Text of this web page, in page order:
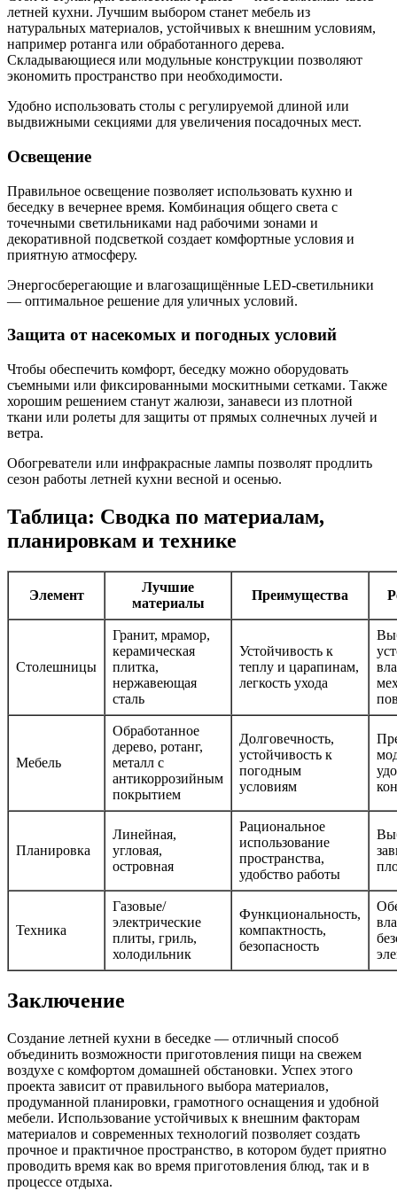
летней кухни. Лучшим выбором станет мебель из
натуральных материалов, устойчивых к внешним условиям,
например ротанга или обработанного дерева.
Складывающиеся или модульные конструкции позволяют
экономить пространство при необходимости.
Удобно использовать столы с регулируемой длиной или
выдвижными секциями для увеличения посадочных мест.
Освещение
Правильное освещение позволяет использовать кухню и
беседку в вечернее время. Комбинация общего света с
точечными светильниками над рабочими зонами и
декоративной подсветкой создает комфортные условия и
приятную атмосферу.
Энергосберегающие и влагозащищённые LED-светильники
— оптимальное решение для уличных условий.
Защита от насекомых и погодных условий
Чтобы обеспечить комфорт, беседку можно оборудовать
съемными или фиксированными москитными сетками. Также
хорошим решением станут жалюзи, занавеси из плотной
ткани или ролеты для защиты от прямых солнечных лучей и
ветра.
Обогреватели или инфракрасные лампы позволят продлить
сезон работы летней кухни весной и осенью.
Таблица: Сводка по материалам,
планировкам и технике
Элемент
Лучшие
материалы
Преимущества
Столешницы
Гранит, мрамор,
керамическая
плитка,
нержавеющая
сталь
Устойчивость к
теплу и царапинам,
легкость ухода
Мебель
Обработанное
дерево, ротанг,
металл с
антикоррозийным
покрытием
Долговечность,
устойчивость к
погодным
условиям
Планировка
Линейная,
угловая,
островная
Рациональное
использование
пространства,
удобство работы
Техника
Газовые/
электрические
плиты, гриль,
холодильник
Функциональность,
компактность,
безопасность
Заключение
Создание летней кухни в беседке — отличный способ
объединить возможности приготовления пищи на свежем
воздухе с комфортом домашней обстановки. Успех этого
проекта зависит от правильного выбора материалов,
продуманной планировки, грамотного оснащения и удобной
мебели. Использование устойчивых к внешним факторам
материалов и современных технологий позволяет создать
прочное и практичное пространство, в котором будет приятно
проводить время как во время приготовления блюд, так и в
процессе отдыха.